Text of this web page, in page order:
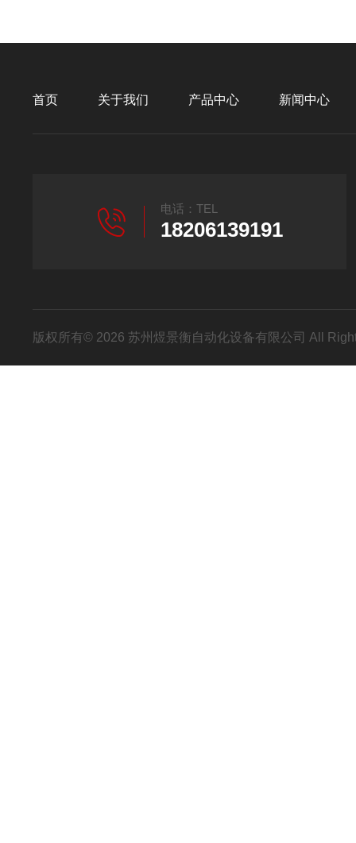
首页 关于我们 产品中心 新闻中心
电话：TEL
18206139191
版权所有© 2026 苏州煜景衡自动化设备有限公司 All